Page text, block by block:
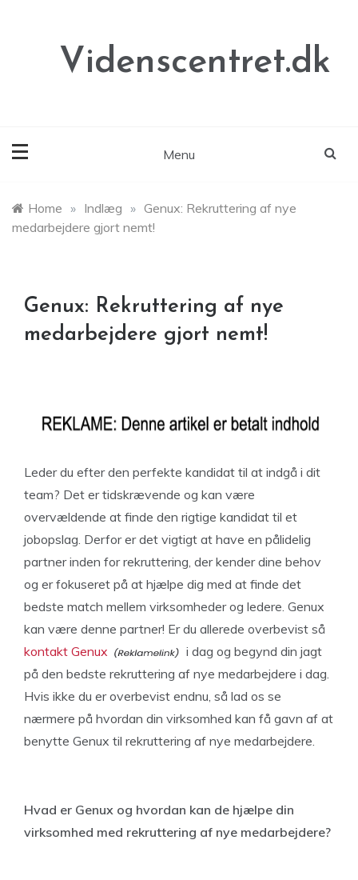
Videnscentret.dk
Menu
Home » Indlæg » Genux: Rekruttering af nye
medarbejdere gjort nemt!
Genux: Rekruttering af nye
medarbejdere gjort nemt!
Leder du efter den perfekte kandidat til at indgå i dit
team? Det er tidskrævende og kan være
overvældende at finde den rigtige kandidat til et
jobopslag. Derfor er det vigtigt at have en pålidelig
partner inden for rekruttering, der kender dine behov
og er fokuseret på at hjælpe dig med at finde det
bedste match mellem virksomheder og ledere. Genux
kan være denne partner! Er du allerede overbevist så
kontakt Genux
i dag og begynd din jagt
på den bedste rekruttering af nye medarbejdere i dag.
Hvis ikke du er overbevist endnu, så lad os se
nærmere på hvordan din virksomhed kan få gavn af at
benytte Genux til rekruttering af nye medarbejdere.
Hvad er Genux og hvordan kan de hjælpe din
virksomhed med rekruttering af nye medarbejdere?